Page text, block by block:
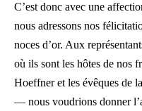
C’est donc avec une
nous adressons nos
noces d’or. Aux
où ils sont les hôtes de nos
Hoeffner et les évêques de
— nous voudrions donner